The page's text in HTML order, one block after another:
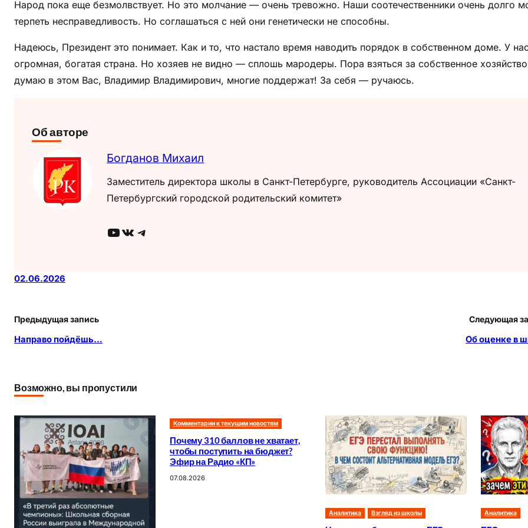
Народ пока еще безмолвствует. Но это молчание — очень тревожно. Наши соотечественники очень долго
терпеть несправедливость. Но соглашаться с ней они генетически не способны.
Надеюсь, Президент это понимает. Как и то, что настало время наводить порядок в собственном доме. У
огромная, богатая страна. Но хозяев не видно — сплошь мародеры. Пора взяться за собственное
думаю в этом Вас, Владимир Владимирович, многие поддержат! За себя — ручаюсь.
Об авторе
Богданов Михаил
Заместитель директора школы в Санкт-Петербурге, руководитель Ассоциации «Санкт-
Петербургский городской родительский комитет»
YouTube ВКонтакте Telegram
02.06.2026
Предыдущая запись
Направо пойдёшь…
Следующая
Об оценке в
Возможно, вы пропустили
Комментарии к текущим новостям
Почему 310 баллов не хватает,
чтобы поступить на бюджет?
Эфир на Радио «КП»
07.08.2026
Аналитика Взгляд из школы Аналитика